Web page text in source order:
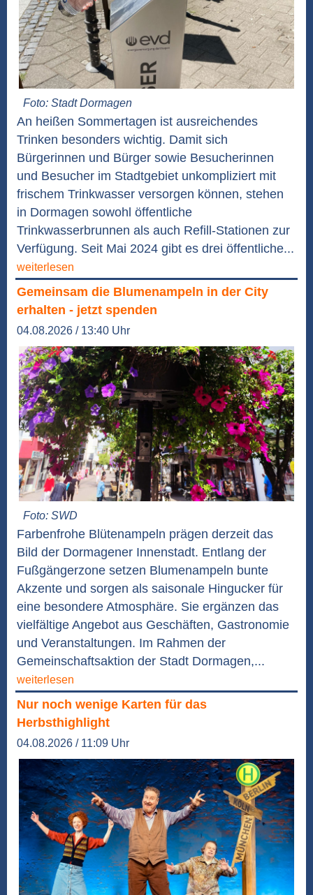
Foto: Stadt Dormagen
An heißen Sommertagen ist ausreichendes
Trinken besonders wichtig. Damit sich
Bürgerinnen und Bürger sowie Besucherinnen
und Besucher im Stadtgebiet unkompliziert mit
frischem Trinkwasser versorgen können, stehen
in Dormagen sowohl öffentliche
Trinkwasserbrunnen als auch Refill-Stationen zur
Verfügung. Seit Mai 2024 gibt es drei öffentliche...
weiterlesen
Gemeinsam die Blumenampeln in der City
erhalten - jetzt spenden
04.08.2026 / 13:40 Uhr
Foto: SWD
Farbenfrohe Blütenampeln prägen derzeit das
Bild der Dormagener Innenstadt. Entlang der
Fußgängerzone setzen Blumenampeln bunte
Akzente und sorgen als saisonale Hingucker für
eine besondere Atmosphäre. Sie ergänzen das
vielfältige Angebot aus Geschäften, Gastronomie
und Veranstaltungen. Im Rahmen der
Gemeinschaftsaktion der Stadt Dormagen,...
weiterlesen
Nur noch wenige Karten für das
Herbsthighlight
04.08.2026 / 11:09 Uhr